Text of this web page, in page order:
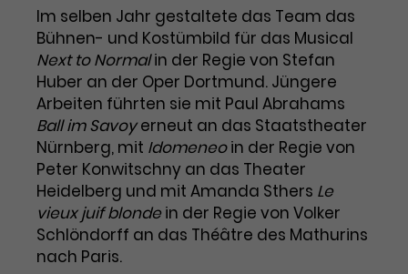
Zweck
Enthält die gewählten Tracking-
Optin-Einstellungen.
Informationen anonym und weisen
eine zufallsgenerierte Nummer zu,
um Besuche zu erkennen.
Name _gid
Anbieter Google Analytics
Laufzeit 1 Tag
Laufzeit 3 Monate
Zweck
Wird von Google verwendet, um
die Effizienz von Werbeanzeigen zu
messen und Conversions zu
speichern. Dieses Cookie hilft dabei
nachzuvollziehen, ob Nutzer über
Google-Anzeigen auf unsere
Website gelangt sind.
Name
Im selben Jahr gestaltete das Team das
Bühnen- und Kostümbild für das Musical
Next to Normalin der Regie von Stefan
Huber an der Oper Dortmund. Jüngere
Arbeiten führten sie mit Paul Abrahams
Ball im Savoyerneut an das Staatstheater
Nürnberg, mit Idomeneoin der Regie von
Peter Konwitschny an das Theater
Heidelberg und mit Amanda Sthers Le
vieux juif blondein der Regie von Volker
Schlöndorff an das Théâtre des Mathurins
nach Paris.